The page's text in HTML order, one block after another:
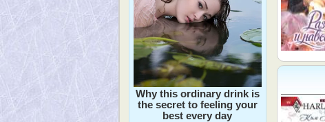
Why this ordinary drink is
the secret to feeling your
best every day